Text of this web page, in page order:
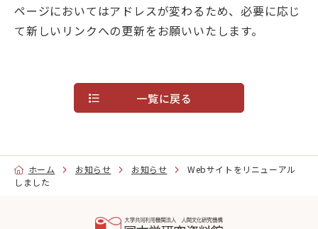
ページにおいてはアドレスが変わるため、必要に応じ
て新しいリンクへの更新をお願いいたします。
一覧に戻る
ホーム お知らせ お知らせ
Webサイトをリニューアル
しました